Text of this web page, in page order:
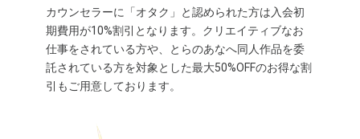
カウンセラーに「オタク」と認められた方は入会初
期費用が10%割引となります。クリエイティブなお
仕事をされている方や、とらのあなへ同人作品を委
託されている方を対象とした最大50%OFFのお得な割
引もご用意しております。